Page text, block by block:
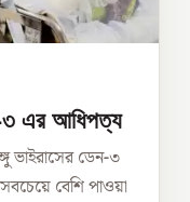
৩ এর আধিপত্য
ভাইরাসের ডেন-৩
বেশি পাওয়া